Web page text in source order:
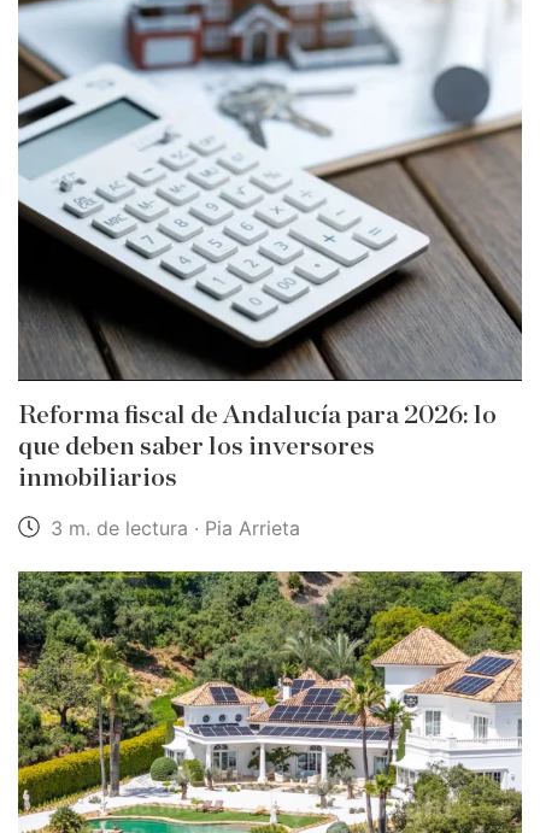
Reforma fiscal de Andalucía para 2026: lo
que deben saber los inversores
inmobiliarios
3 m. de lectura · Pia Arrieta